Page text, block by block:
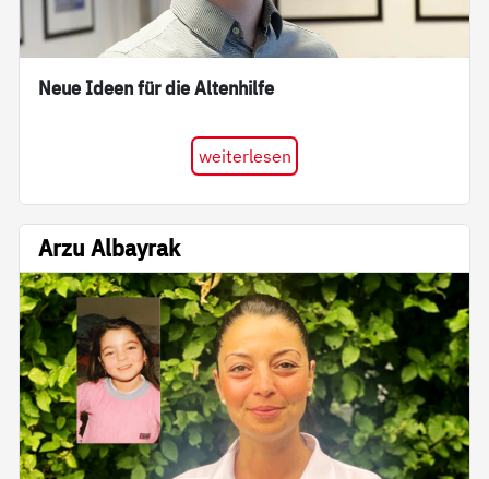
Neue Ideen für die Altenhilfe
weiterlesen
Arzu Albayrak